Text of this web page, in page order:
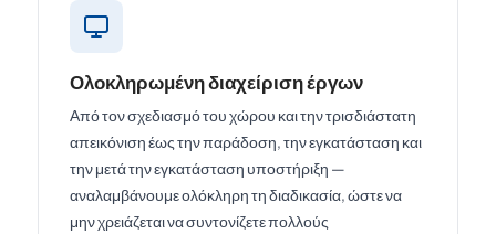
Ολοκληρωμένη διαχείριση έργων
Από τον σχεδιασμό του χώρου και την τρισδιάστατη
απεικόνιση έως την παράδοση, την εγκατάσταση και
την μετά την εγκατάσταση υποστήριξη —
αναλαμβάνουμε ολόκληρη τη διαδικασία, ώστε να
μην χρειάζεται να συντονίζετε πολλούς